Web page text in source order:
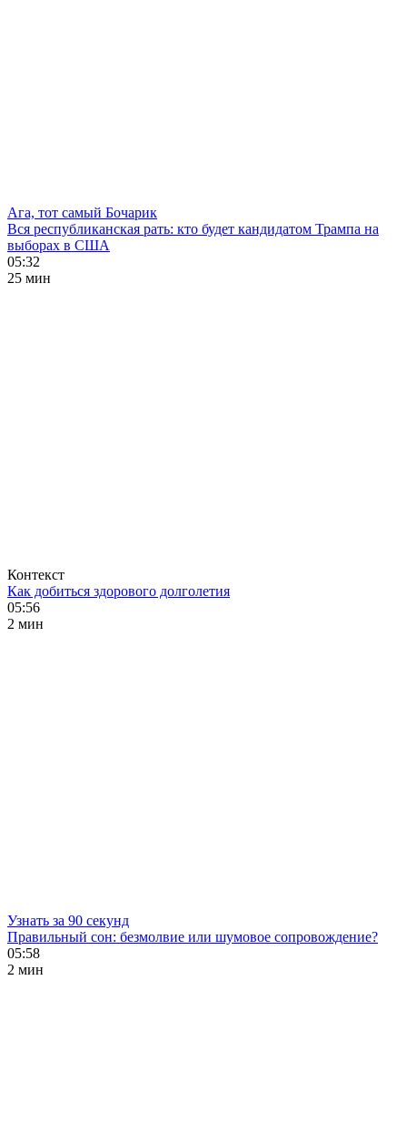
Ага, тот самый Бочарик
Вся республиканская рать: кто будет кандидатом Трампа на
выборах в США
05:32
25 мин
Контекст
Как добиться здорового долголетия
05:56
2 мин
Узнать за 90 секунд
Правильный сон: безмолвие или шумовое сопровождение?
05:58
2 мин